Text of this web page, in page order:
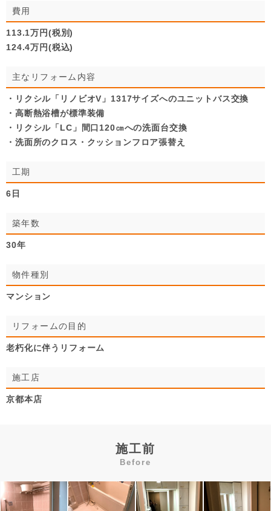
費用
113.1万円(税別)
124.4万円(税込)
主なリフォーム内容
・リクシル「リノビオV」1317サイズへのユニットバス交換
・高断熱浴槽が標準装備
・リクシル「LC」間口120㎝への洗面台交換
・洗面所のクロス・クッションフロア張替え
工期
6日
築年数
30年
物件種別
マンション
リフォームの目的
老朽化に伴うリフォーム
施工店
京都本店
施工前
Before